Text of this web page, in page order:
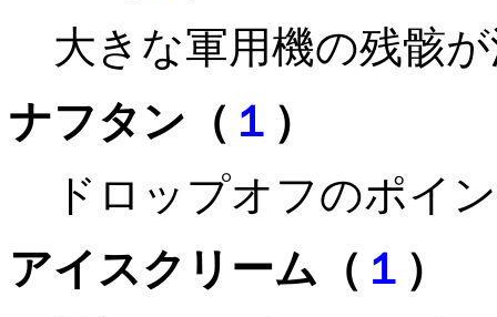
大きな軍用機の残骸
ナフタン（ １ ）
ドロップオフのポイ
アイスクリーム（ １ ）